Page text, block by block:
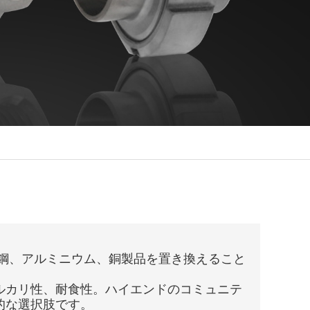
アルミニウム、銅製品を置き換えること
リ性、耐食性。ハイエンドのコミュニテ
選択肢です。